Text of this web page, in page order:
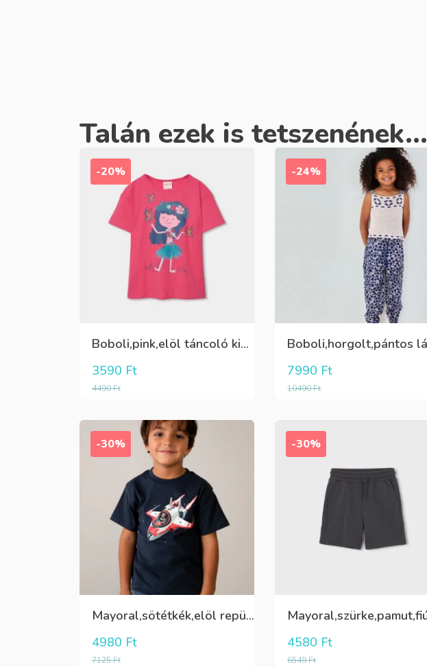
Talán ezek is tetszenének...
-20%
Boboli,pink,elöl táncoló kislány póló pillangókkal
4490Ft
3590 Ft
-24%
10490Ft
7990 Ft
-30%
Mayoral,sötétkék,elöl repülő mintás,fiú póló
7125Ft
4980 Ft
-30%
6549Ft
4580 Ft